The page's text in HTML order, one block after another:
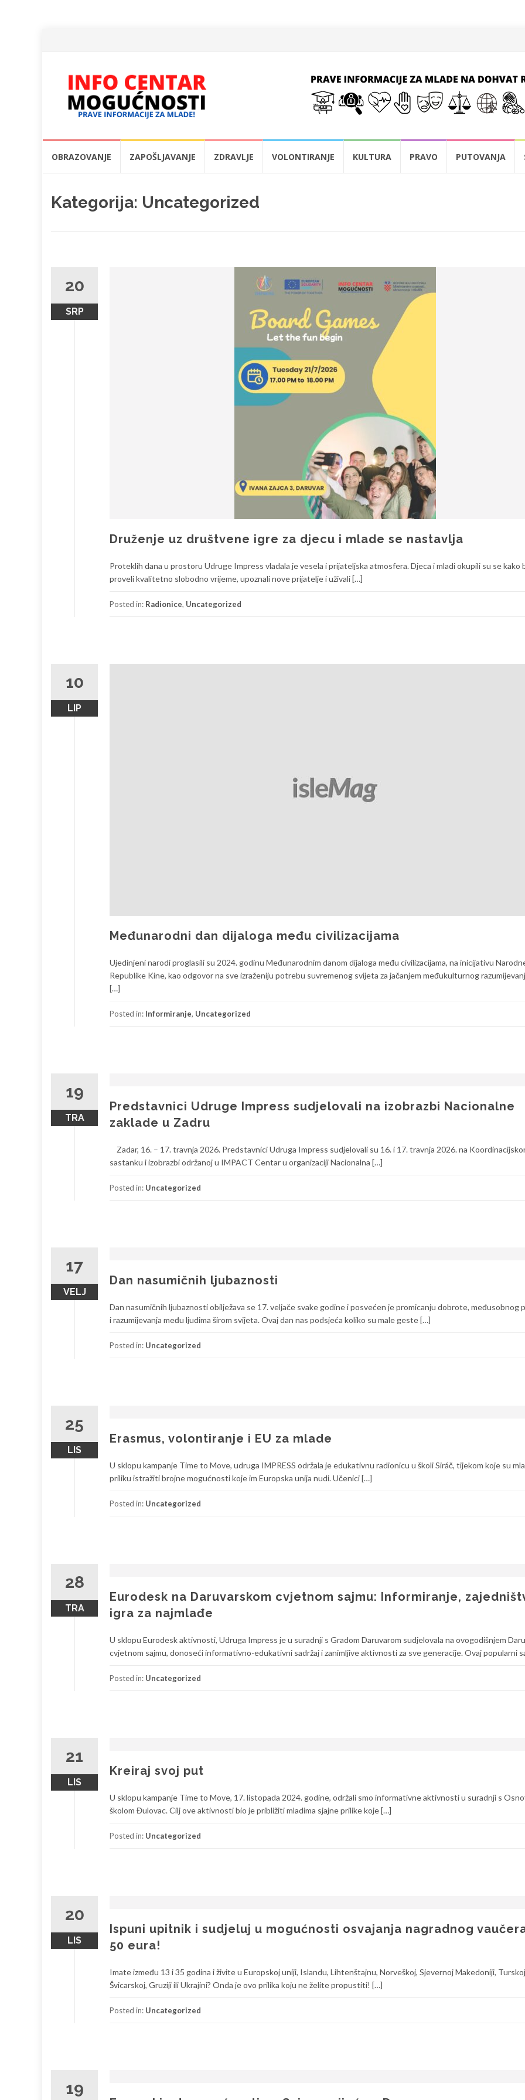
OBRAZOVANJE ZAPOŠLJAVANJE ZDRAVLJE VOLONTIRANJE KULTURA PRAVO PUTOVANJA
Kategorija: Uncategorized
20
SRP
Druženje uz društvene igre za djecu i mlade se nastavlja
Proteklih dana u prostoru Udruge Impress vladala je vesela i prijateljska atmosfera. Djeca i mladi okupili su se kako
proveli kvalitetno slobodno vrijeme, upoznali nove prijatelje i uživali […]
Posted in: Radionice, Uncategorized
10
LIP
Međunarodni dan dijaloga među civilizacijama
Ujedinjeni narodi proglasili su 2024. godinu Međunarodnim danom dijaloga među civilizacijama, na inicijativu
Republike Kine, kao odgovor na sve izraženiju potrebu suvremenog svijeta za jačanjem međukulturnog
[…]
Posted in: Informiranje, Uncategorized
19
TRA
Predstavnici Udruge Impress sudjelovali na izobrazbi Nacionalne
zaklade u Zadru
Zadar, 16. – 17. travnja 2026. Predstavnici Udruga Impress sudjelovali su 16. i 17. travnja 2026. na
sastanku i izobrazbi održanoj u IMPACT Centar u organizaciji Nacionalna […]
Posted in: Uncategorized
17
VELJ
Dan nasumičnih ljubaznosti
Dan nasumičnih ljubaznosti obilježava se 17. veljače svake godine i posvećen je promicanju dobrote, međusobnog
i razumijevanja među ljudima širom svijeta. Ovaj dan nas podsjeća koliko su male geste […]
Posted in: Uncategorized
25
LIS
Erasmus, volontiranje i EU za mlade
U sklopu kampanje Time to Move, udruga IMPRESS održala je edukativnu radionicu u školi Siráč, tijekom koje su
priliku istražiti brojne mogućnosti koje im Europska unija nudi. Učenici […]
Posted in: Uncategorized
28
TRA
Eurodesk na Daruvarskom cvjetnom sajmu: Informiranje,
igra za najmlađe
U sklopu Eurodesk aktivnosti, Udruga Impress je u suradnji s Gradom Daruvarom sudjelovala na ovogodišnjem
cvjetnom sajmu, donoseći informativno-edukativni sadržaj i zanimljive aktivnosti za sve generacije. Ovaj popularni
Posted in: Uncategorized
21
LIS
Kreiraj svoj put
U sklopu kampanje Time to Move, 17. listopada 2024. godine, održali smo informativne aktivnosti u suradnji s
školom Đulovac. Cilj ove aktivnosti bio je približiti mladima sjajne prilike koje […]
Posted in: Uncategorized
20
LIS
Ispuni upitnik i sudjeluj u mogućnosti osvajanja nagradnog
50 eura!
Imate između 13 i 35 godina i živite u Europskoj uniji, Islandu, Lihtenštajnu, Norveškoj, Sjevernoj Makedoniji,
Švicarskoj, Gruziji ili Ukrajini? Onda je ovo prilika koju ne želite propustiti! […]
Posted in: Uncategorized
19